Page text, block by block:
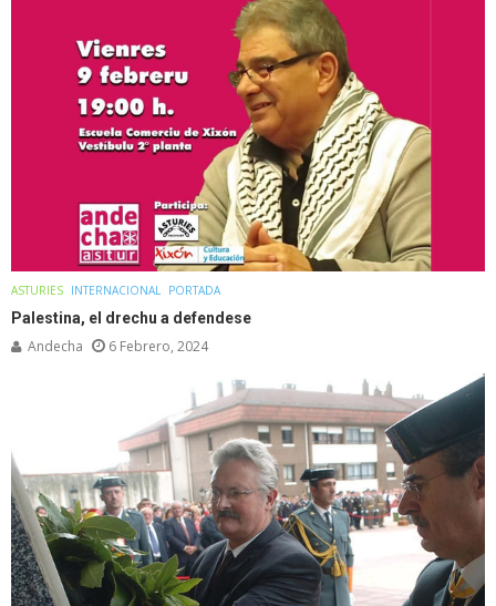
ASTURIES INTERNACIONAL PORTADA
Palestina, el drechu a defendese
Andecha 6 Febrero, 2024